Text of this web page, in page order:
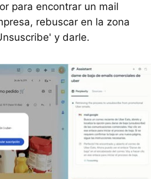
para encontrar un mail
rebuscar en la zona
y darle.